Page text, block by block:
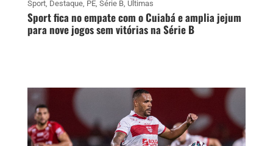
Sport, Destaque, PE, Série B, Últimas
Sport fica no empate com o Cuiabá e amplia jejum
para nove jogos sem vitórias na Série B